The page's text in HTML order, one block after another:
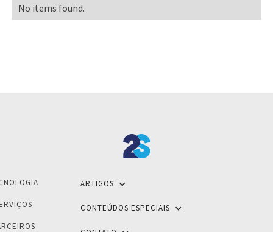
No items found.
ARTIGOS
CONTEÚDOS ESPECIAIS